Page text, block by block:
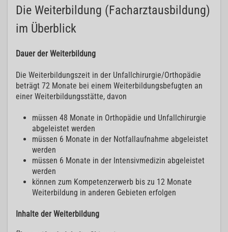
Die Weiterbildung (Facharztausbildung)
im Überblick
Dauer der Weiterbildung
Die Weiterbildungszeit in der Unfallchirurgie/Orthopädie
beträgt 72 Monate bei einem Weiterbildungsbefugten an
einer Weiterbildungsstätte, davon
müssen 48 Monate in Orthopädie und Unfallchirurgie
abgeleistet werden
müssen 6 Monate in der Notfallaufnahme abgeleistet
werden
müssen 6 Monate in der Intensivmedizin abgeleistet
werden
können zum Kompetenzerwerb bis zu 12 Monate
Weiterbildung in anderen Gebieten erfolgen
Inhalte der Weiterbildung